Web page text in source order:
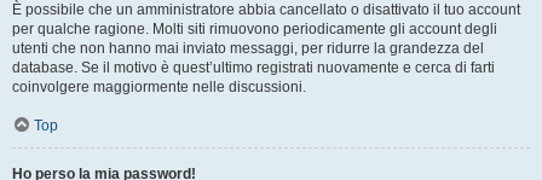
È possibile che un amministratore abbia cancellato o disattivato il tuo account
per qualche ragione. Molti siti rimuovono periodicamente gli account degli
utenti che non hanno mai inviato messaggi, per ridurre la grandezza del
database. Se il motivo è quest’ultimo registrati nuovamente e cerca di farti
coinvolgere maggiormente nelle discussioni.
Top
Ho perso la mia password!